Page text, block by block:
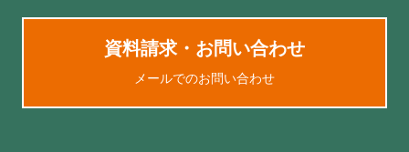
資料請求・お問い合わせ
メールでのお問い合わせ